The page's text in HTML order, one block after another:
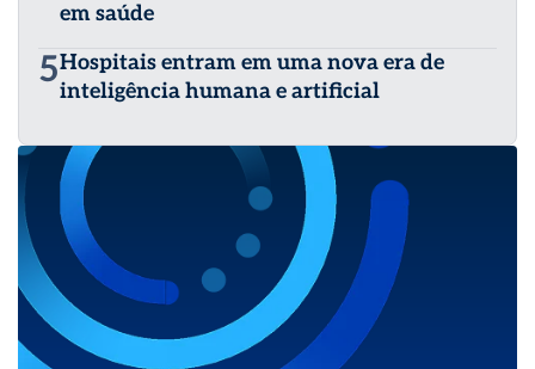
em saúde
5Hospitais entram em uma nova era de
inteligência humana e artificial